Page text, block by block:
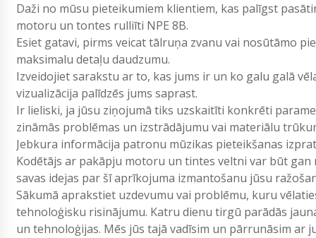
Daži no mūsu pieteikumiem klientiem, kas palīgst
motoru un tontes rulliīti NPE 8B.
Esiet gatavi, pirms veicat tālruņa zvanu vai nosūtāmo
maksimalu detaļu daudzumu.
Izveidojiet sarakstu ar to, kas jums ir un ko galu galā
vizualizācija palīdzēs jums saprast.
Ir lieliski, ja jūsu ziņojumā tiks uzskaitīti konkrēti
zināmās problēmas un izstrādājumu vai materiālu
Jebkura informācija patronu mūzikas pieteikšanas
Kodētājs ar pakāpju motoru un tintes veltni var būt
savas idejas par šī aprīkojuma izmantošanu jūsu
Sākumā aprakstiet uzdevumu vai problēmu, kuru
tehnoloģisku risinājumu. Katru dienu tirgū parādās
un tehnoloģijas. Mēs jūs tajā vadīsim un pārrunāsim ar